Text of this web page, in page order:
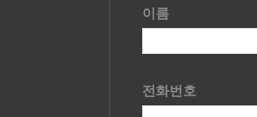
이름
전화번호